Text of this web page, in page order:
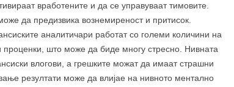
вработените и да се управуваат тимовите.
да предизвика вознемиреност и притисок.
аналитичари работат со големи количини на
што може да биде многу стресно. Нивната
влогови, а грешките можат да имаат страшни
резултати може да влијае на нивното ментално